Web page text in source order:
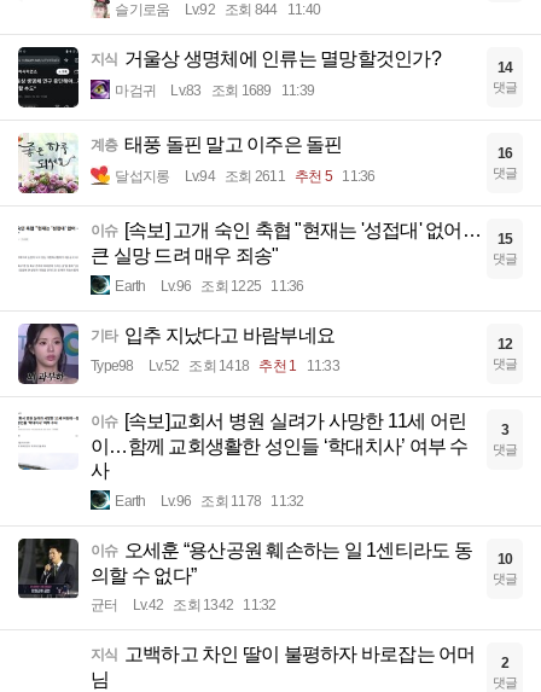
슬기로움 Lv.92 조회 844 11:40
지식 거울상 생명체에 인류는 멸망할것인가?
마검귀 Lv.83 조회 1689 11:39
14
댓글
계층 태풍 돌핀 말고 이주은 돌핀
달섭지롱 Lv.94 조회 2611 추천 5 11:36
16
댓글
이슈
[속보] 고개 숙인 축협 "현재는 '성접대' 없어…
큰 실망 드려 매우 죄송"
Earth Lv.96 조회 1225 11:36
15
댓글
기타 입추 지났다고 바람부네요
Type98 Lv.52 조회 1418 추천 1 11:33
12
댓글
이슈
[속보]교회서 병원 실려가 사망한 11세 어린
이…함께 교회생활한 성인들 ‘학대치사’ 여부 수
사
Earth Lv.96 조회 1178 11:32
3
댓글
이슈 오세훈 “용산공원 훼손하는 일 1센티라도 동
의할 수 없다”
균터 Lv.42 조회 1342 11:32
10
댓글
지식
고백하고 차인 딸이 불평하자 바로잡는 어머
님
2
댓글